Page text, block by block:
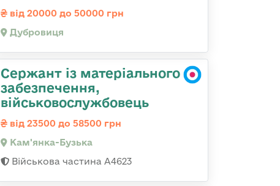
від 20000 до 50000 грн
Дубровиця
Сержант із матеріального
забезпечення,
військовослужбовець
від 23500 до 58500 грн
Кам'янка-Бузька
Військова частина А4623